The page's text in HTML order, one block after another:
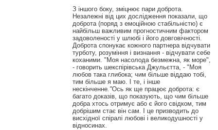
З іншого боку, зміцнює пари доброта.
Незалежні від цих дослідження показали, що
доброта (поряд з емоційною стабільністю) є
найбільш важливим прогностичним фактором
задоволеності у шлюбі і його довговічності.
Доброта спонукає кожного партнера відчувати
турботу, розуміння і визнання - відчувати себе
коханими. "Моя насолода безмежна, як море",
- говорить шекспірівська Джульєтта, - "Моя
любов така глибока; чим більше віддаю тобі,
тим більше я маю. І те, і інше
нескінченне. "Ось як ще працює доброта: є
багато доказів, що показують, що чим більше
добра хтось отримує або є його свідком, тим
добрішим стає він сам. І це призводить до
висхідної спіралі любові і великодушності у
відносинах.